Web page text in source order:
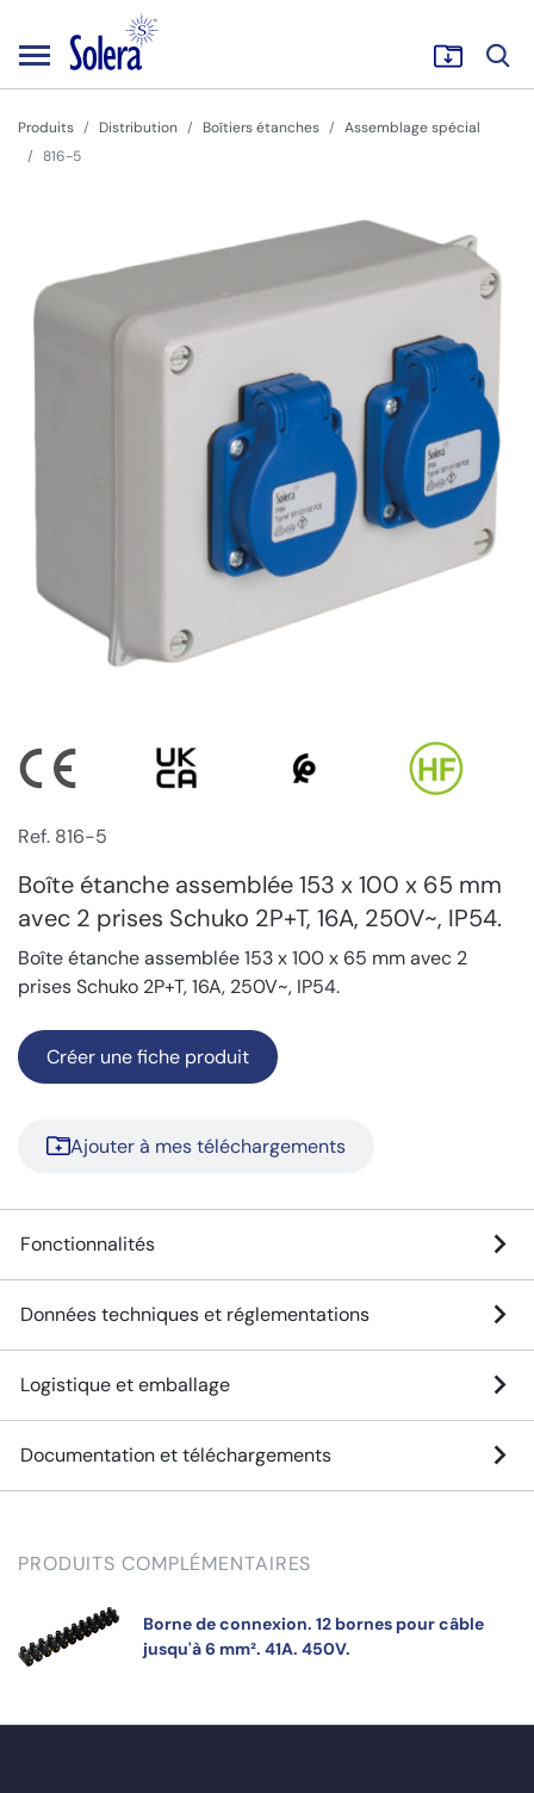
Produits Distribution Boîtiers étanches
Assemblage spécial
816-5
Ref. 816-5
Boîte étanche assemblée 153 x 100 x 65 mm
avec 2 prises Schuko 2P+T, 16A, 250V~, IP54.
Boîte étanche assemblée 153 x 100 x 65 mm avec 2
prises Schuko 2P+T, 16A, 250V~, IP54.
Créer une fiche produit
Ajouter à mes téléchargements
Fonctionnalités
Données techniques et réglementations
Logistique et emballage
Documentation et téléchargements
PRODUITS COMPLÉMENTAIRES
Borne de connexion. 12 bornes pour câble
jusqu'à 6 mm². 41A. 450V.